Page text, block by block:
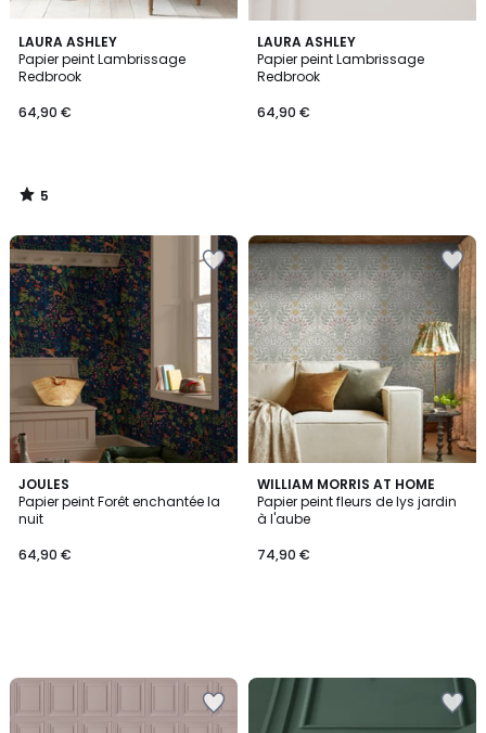
LAURA ASHLEY
Papier peint Lambrissage
Redbrook
64,90 €
5
/
5
5
/
LAURA ASHLEY
Papier peint Lambrissage
Redbrook
64,90 €
JOULES
Papier peint Forêt enchantée la
nuit
64,90 €
WILLIAM MORRIS AT HOME
Papier peint fleurs de lys jardin
à l'aube
74,90 €